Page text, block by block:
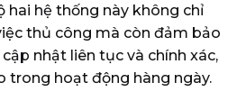
hai hệ thống này không chỉ
thủ công mà còn đảm bảo
nhật liên tục và chính xác,
trong hoạt động hàng ngày.